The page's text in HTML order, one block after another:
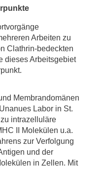
Arbeiten zu
Clathrin-bedeckten
dieses Arbeitsgebiet
Membrandomänen
Labor in St.
intrazelluläre
II Molekülen u.a.
zur Verfolgung
und der
in Zellen. Mit